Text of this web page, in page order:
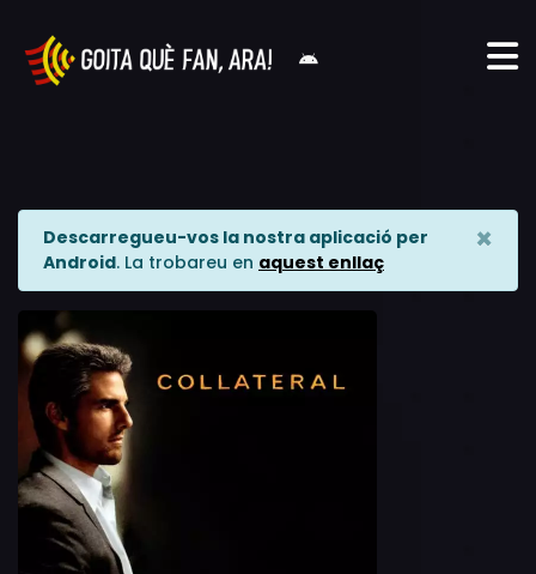
Descarregueu-vos la nostra aplicació per
Android. La trobareu en aquest enllaç
×